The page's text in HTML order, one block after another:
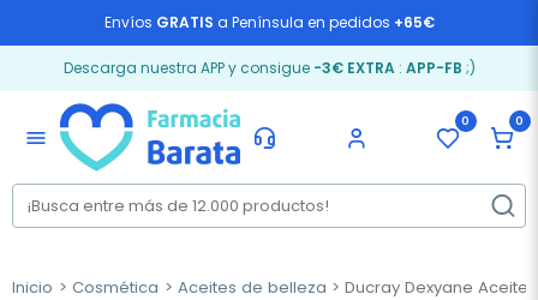
Envíos GRATIS a Península en pedidos +65€
Descarga nuestra APP y consigue -3€ EXTRA: APP-FB ;)
menu
0 0
Inicio Cosmética Aceites de belleza Ducray Dexyane Aceite